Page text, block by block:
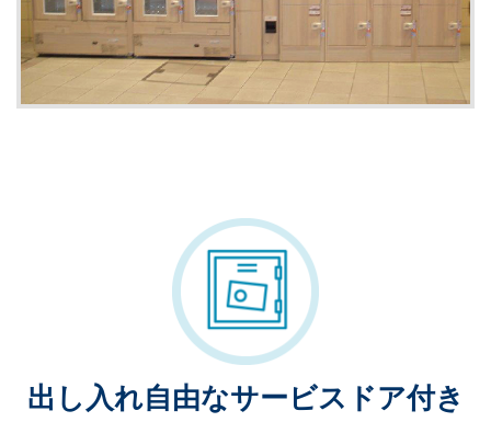
出し入れ自由なサービスドア付き